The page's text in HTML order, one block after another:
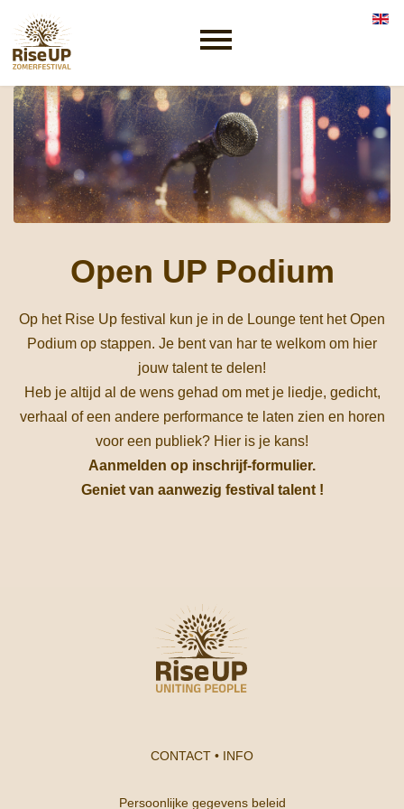
Open UP Podium
Op het Rise Up festival kun je in de Lounge tent het Open
Podium op stappen. Je bent van har te welkom om hier
jouw talent te delen!
Heb je altijd al de wens gehad om met je liedje, gedicht,
verhaal of een andere performance te laten zien en horen
voor een publiek? Hier is je kans!
Aanmelden op inschrijf-formulier.
Geniet van aanwezig festival talent !
CONTACT • INFO
Persoonlijke gegevens beleid